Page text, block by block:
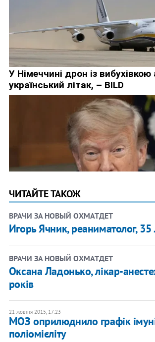
ЧИТАЙТЕ ТАКОЖ
ВРАЧИ ЗА НОВЫЙ ОХМАТДЕТ
Игорь Ячник, реаниматолог, 35
ВРАЧИ ЗА НОВЫЙ ОХМАТДЕТ
Оксана Ладонько, лікар-
років
21 жовтня 2015, 17:23
МОЗ оприлюднило графік
поліомієліту